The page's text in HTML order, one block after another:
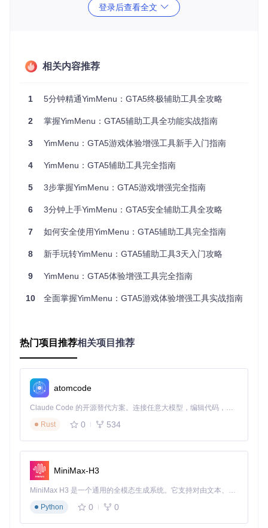
能有一定影响。新手误用预警：不要过度依赖生命维持功能，
适当体验游戏难度能提升技巧。高级玩家技巧：结合快速移动
如果你想创造独特的游戏体验，世界编辑器、NPC控制和特殊
时，先在私人战局练习，避免影响其他玩家。高级玩家技巧：
在多人游戏中，玩家交互限制、防御模式和举报防护功能能保
验的玩家。新手误用预警：不要滥用玩家交互限制功能，保持
防御模式，平衡安全性和游戏体验。
如何正确部署YimMenu？
🛠️ 首要操作：获取项目源码
连接后重新执行命令。
mkdir build &&
cmake ..
🔧 备选方案：使用CMake图形界面进行配置和构建。 📊 应急
butable（x64）。
注入与运行
🛠️ 首要操作：启动GTA5并进入在线模式，运行build目录下的
注入程序。 🔧 备选方案：若注入失败，尝试以管理员权限运
登录后查看全文
相关内容推荐
1 5分钟精通YimMenu：GTA5终极辅助工具全攻略
2 掌握YimMenu：GTA5辅助工具全功能实战指南
3 YimMenu：GTA5游戏体验增强工具新手入门指南
4 YimMenu：GTA5辅助工具完全指南
5 3步掌握YimMenu：GTA5游戏增强完全指南
6 3分钟上手YimMenu：GTA5安全辅助工具全攻略
7 如何安全使用YimMenu：GTA5辅助工具完全指南
8 新手玩转YimMenu：GTA5辅助工具3天入门攻略
9 YimMenu：GTA5体验增强工具完全指南
10 全面掌握YimMenu：GTA5游戏体验增强工具实战指南
热门项目推荐相关项目推荐
atomcode
Claude Code 的开源替代方案。连接任意大模型，编辑代码，运行命令，自动验证 — 全自动执行。用 Rust 构建，极致性能。 ｜ An open-source alternative to Claude Code. Connect any LLM, edit code, run commands, and verify changes — autonomously. Built in Rust for speed. Get Started
Rust
0 534
MiniMax-H3
MiniMax H3 是一个通用的全模态生成系统。它支持对由文本、图像、视频和音频组成的多模态上下文进行统一理解，并能生成分辨率高达 2K、时长可达 15 秒的带原生立体声音频的视频。得益于面向任务泛化的系统设计，H3 在预训练阶段就已具备广泛的多模态上下文理解与生成能力，能够出色地执行复杂的多模态指令。
Python
0 0